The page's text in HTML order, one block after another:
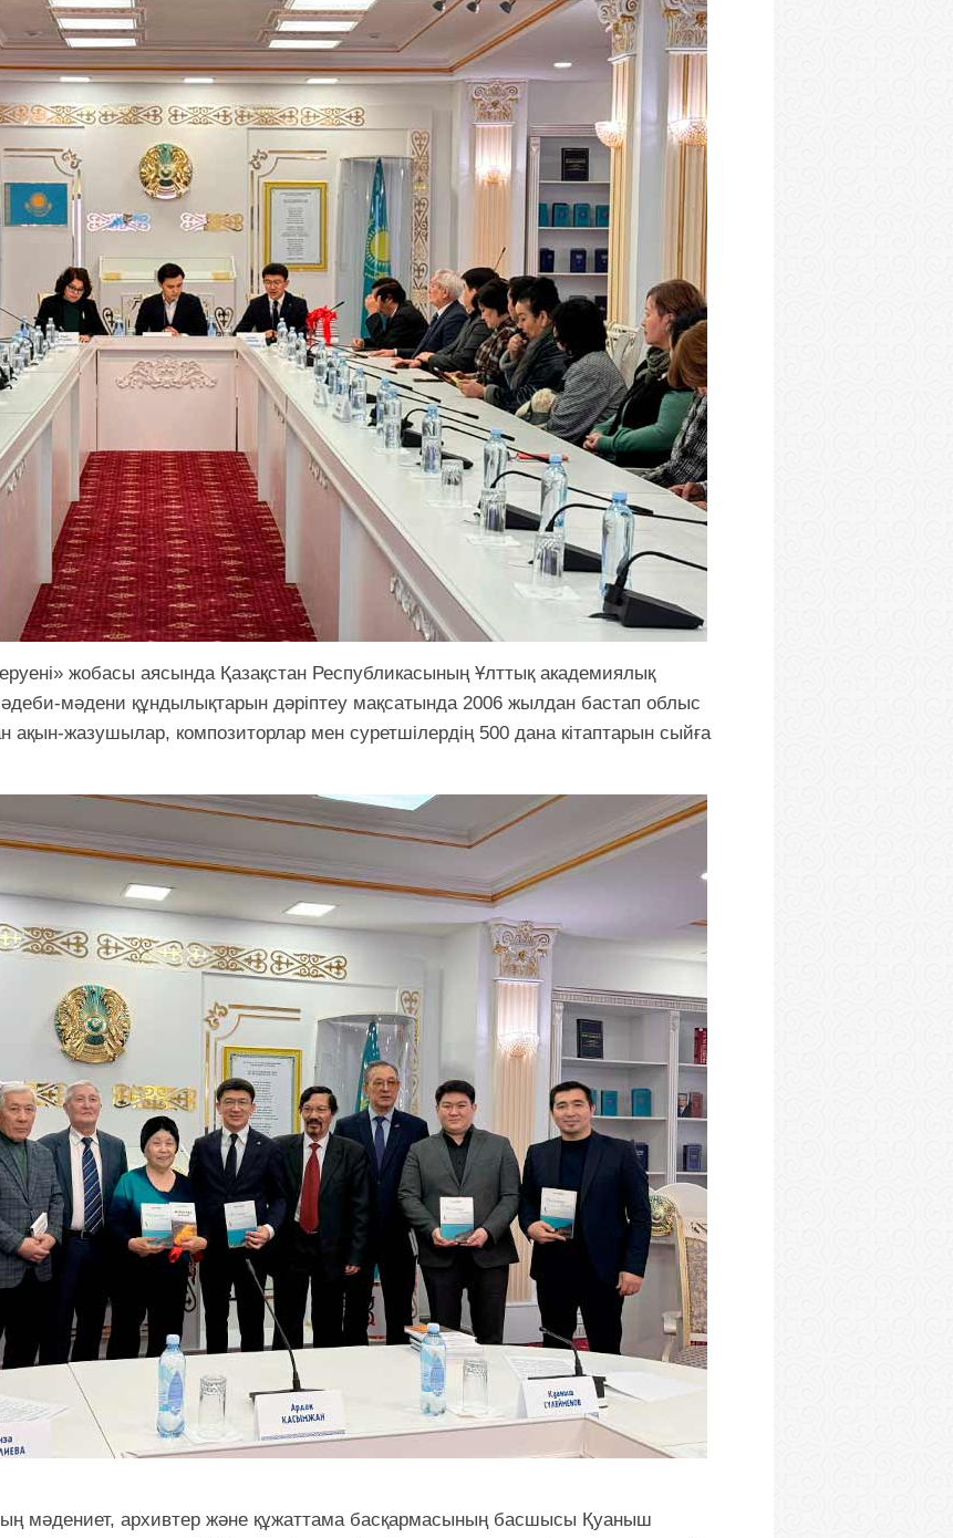
жобасы аясында Қазақстан Республикасының Ұлттық академиялық
мәдени құндылықтарын дәріптеу мақсатында 2006 жылдан бастап облыс
ақын-жазушылар, композиторлар мен суретшілердің 500 дана кітаптарын сыйға
мәдениет, архивтер және құжаттама басқармасының басшысы Қуаныш